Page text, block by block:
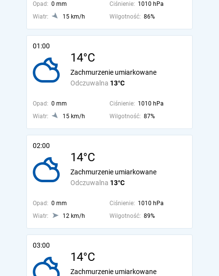
Opad: 0 mm Ciśnienie: 1010 hPa
Wiatr:
15 km/h Wilgotność: 86%
01:00
14°C
Odczuwalna 13°C
Zachmurzenie umiarkowane
Opad: 0 mm Ciśnienie: 1010 hPa
Wiatr:
15 km/h Wilgotność: 87%
02:00
14°C
Odczuwalna 13°C
Zachmurzenie umiarkowane
Opad: 0 mm Ciśnienie: 1010 hPa
Wiatr:
12 km/h Wilgotność: 89%
03:00
14°C
Zachmurzenie umiarkowane